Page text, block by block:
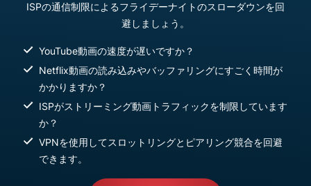
ISPの通信制限によるフライデーナイトのスローダウンを回
避しましょう。
YouTube動画の速度が遅いですか？
Netflix動画の読み込みやバッファリングにすごく時間が
かかりますか？
ISPがストリーミング動画トラフィックを制限しています
か？
VPNを使用してスロットリングとピアリング競合を回避
できます。